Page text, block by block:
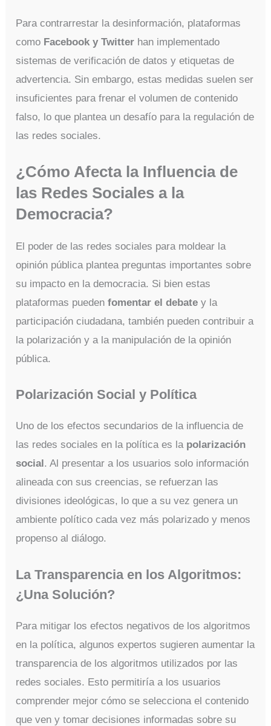
Para contrarrestar la desinformación, plataformas
como Facebook y Twitter han implementado
sistemas de verificación de datos y etiquetas de
advertencia. Sin embargo, estas medidas suelen ser
insuficientes para frenar el volumen de contenido
falso, lo que plantea un desafío para la regulación de
las redes sociales.
¿Cómo Afecta la Influencia de
las Redes Sociales a la
Democracia?
El poder de las redes sociales para moldear la
opinión pública plantea preguntas importantes sobre
su impacto en la democracia. Si bien estas
plataformas puedenfomentar el debate y la
participación ciudadana, también pueden contribuir a
la polarización y a la manipulación de la opinión
pública.
Polarización Social y Política
Uno de los efectos secundarios de la influencia de
las redes sociales en la política es la polarización
social . Al presentar a los usuarios solo información
alineada con sus creencias, se refuerzan las
divisiones ideológicas, lo que a su vez genera un
ambiente político cada vez más polarizado y menos
propenso al diálogo.
La Transparencia en los Algoritmos:
¿Una Solución?
Para mitigar los efectos negativos de los algoritmos
en la política, algunos expertos sugieren aumentar la
transparencia de los algoritmos utilizados por las
redes sociales. Esto permitiría a los usuarios
comprender mejor cómo se selecciona el contenido
que ven y tomar decisiones informadas sobre su